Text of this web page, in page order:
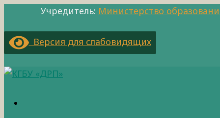
Учредитель: Министерство
Версия для слабовидящих